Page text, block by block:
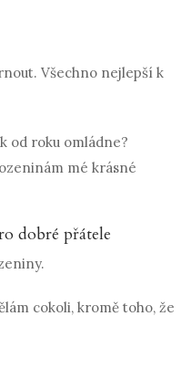
Všechno nejlepší k
od roku omládne?
mé krásné
dobré přátele
cokoli, kromě toho, že